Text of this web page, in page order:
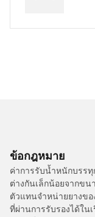
ข้อกฎหมาย
ค่าการรับน้ำหนักบรร
ต่างกันเล็กน้อยจากข
ตัวแทนจำหน่ายยางข
ที่ผ่านการรับรองได้ใน